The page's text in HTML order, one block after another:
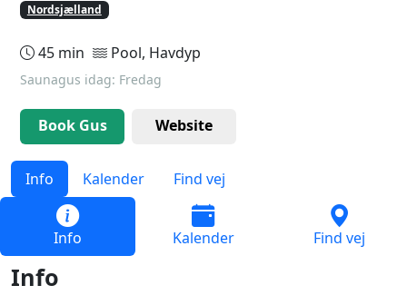
Nordsjælland
45 min Pool, Havdyp
Saunagus idag: Fredag
Book Gus Website
Info Kalender Find vej
Info Kalender Find vej
Info